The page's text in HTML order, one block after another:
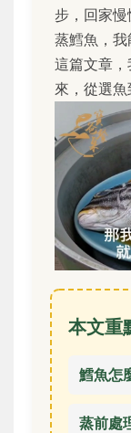
步，回家
蒸鱈魚，我
這篇文章
來，從選魚
本文重
鱈魚怎
蒸前處